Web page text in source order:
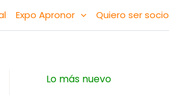
Expo Apronor Quiero ser socio
Lo más nuevo